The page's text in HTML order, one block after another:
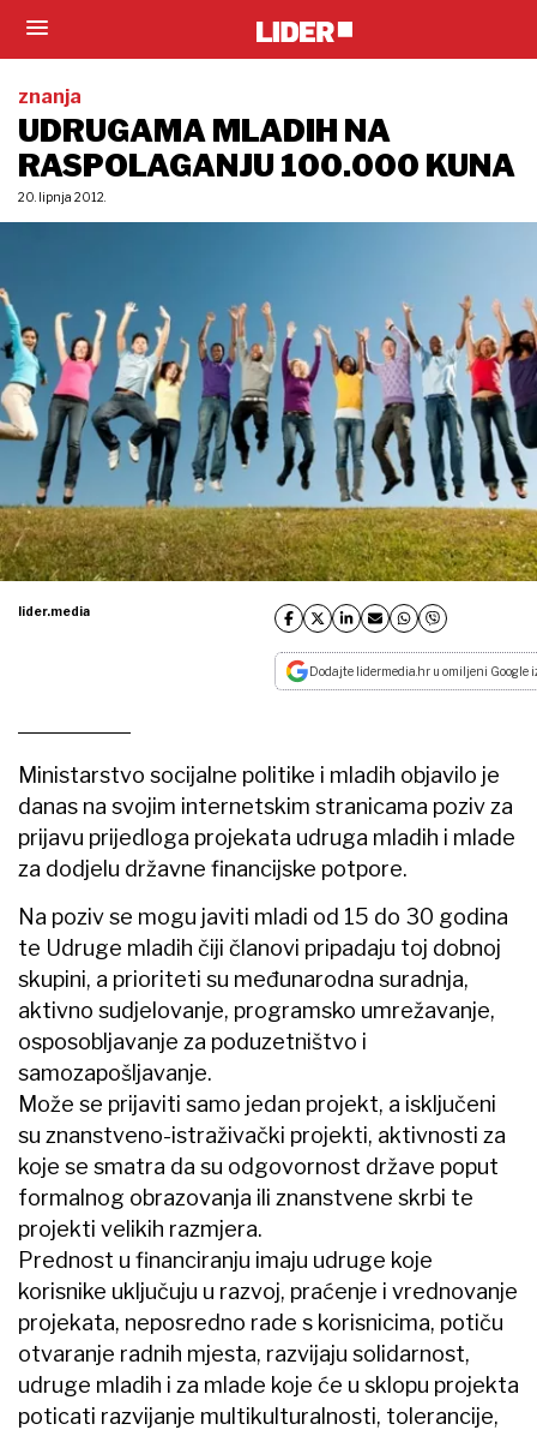
znanja
UDRUGAMA MLADIH NA
RASPOLAGANJU 100.000 KUNA
20. lipnja 2012.
lider.media
Dodajte lidermedia.hr u omiljeni Google
Ministarstvo socijalne politike i mladih objavilo je
danas na svojim internetskim stranicama poziv za
prijavu prijedloga projekata udruga mladih i mlade
za dodjelu državne financijske potpore.
Na poziv se mogu javiti mladi od 15 do 30 godina
te Udruge mladih čiji članovi pripadaju toj dobnoj
skupini, a prioriteti su međunarodna suradnja,
aktivno sudjelovanje, programsko umrežavanje,
osposobljavanje za poduzetništvo i
samozapošljavanje.
Može se prijaviti samo jedan projekt, a isključeni
su znanstveno-istraživački projekti, aktivnosti za
koje se smatra da su odgovornost države poput
formalnog obrazovanja ili znanstvene skrbi te
projekti velikih razmjera.
Prednost u financiranju imaju udruge koje
korisnike uključuju u razvoj, praćenje i vrednovanje
projekata, neposredno rade s korisnicima, potiču
otvaranje radnih mjesta, razvijaju solidarnost,
udruge mladih i za mlade koje će u sklopu projekta
poticati razvijanje multikulturalnosti, tolerancije,